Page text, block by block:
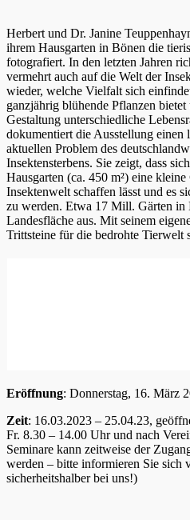
Herbert und Dr. Janine
ihrem Hausgarten in Bönen die
fotografiert. In den letzten Jahren
vermehrt auch auf die Welt der
wieder, welche Vielfalt sich
ganzjährig blühende Pflanzen
Gestaltung unterschiedliche
dokumentiert die Ausstellung einen
aktuellen Problem des
Insektensterbens. Sie zeigt, dass
Hausgarten (ca. 450 m²) eine
Insektenwelt schaffen lässt und es
zu werden. Etwa 17 Mill. Gärten in
Landesfläche aus. Mit seinem
Trittsteine für die bedrohte Tierwelt
Eröffnung: Donnerstag, 16. März
Zeit: 16.03.2023 – 25.04.23,
Fr. 8.30 – 14.00 Uhr und nach
Seminare kann zeitweise der
werden – bitte informieren Sie sich
sicherheitshalber bei uns!)